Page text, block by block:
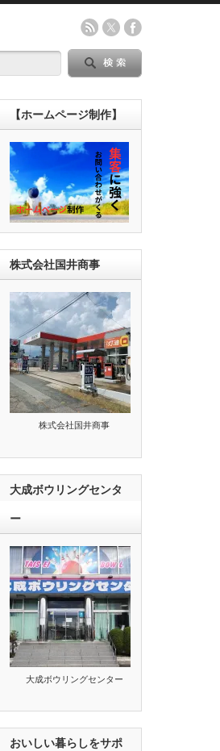
【ホームページ制作】
株式会社国井商事
株式会社国井商事
大成ボウリングセンタ
ー
大成ボウリングセンター
おいしい暮らしをサポ